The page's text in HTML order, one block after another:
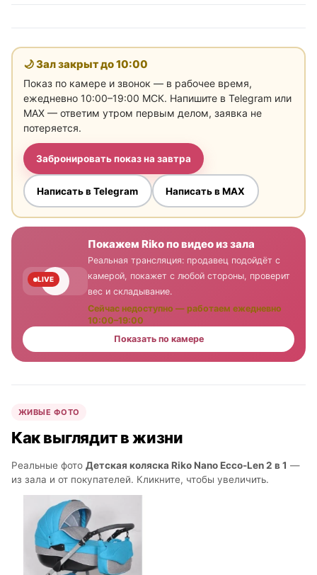
🌙 Зал закрыт до10:00
Показ по камере и звонок — в рабочее время,
ежедневно 10:00–19:00 МСК. Напишите в Telegram или
MAX — ответим утром первым делом, заявка не
потеряется.
Забронировать показ на завтра
Написать в Telegram Написать в MAX
LIVE
Покажем Riko по видео из зала
Реальная трансляция: продавец подойдёт с
камерой, покажет с любой стороны, проверит
вес и складывание.
Сейчас недоступно — работаем ежедневно
10:00–19:00
Показать по камере
ЖИВЫЕ ФОТО
Как выглядит в жизни
Реальные фото Детская коляска Riko Nano Ecco-Len 2 в 1 —
из зала и от покупателей. Кликните, чтобы увеличить.